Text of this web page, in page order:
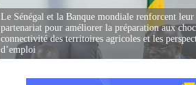
Le Sénégal et la Banque mondiale renforcent leur
partenariat pour améliorer la préparation aux
connectivité des territoires agricoles et les
d’emploi